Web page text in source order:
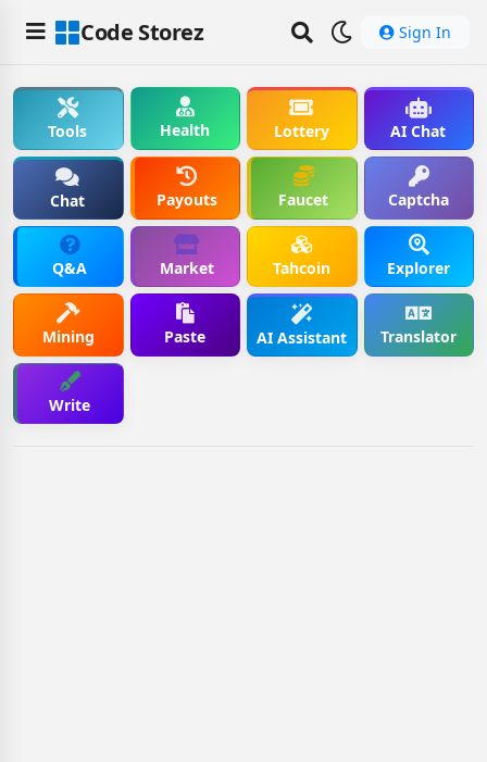
Code Storez Sign In
Tools Health Lottery AI Chat
Chat Payouts Faucet Captcha
Q&A Market Tahcoin Explorer
Mining Paste AI Assistant Translator
Write